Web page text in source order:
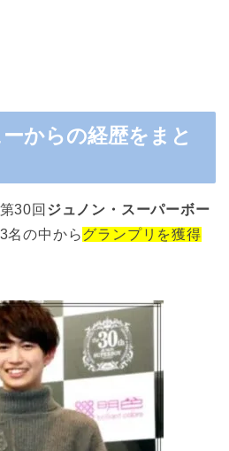
からの経歴をまと
30回 ジュノン・スーパーボー
名の中からグランプリを獲得